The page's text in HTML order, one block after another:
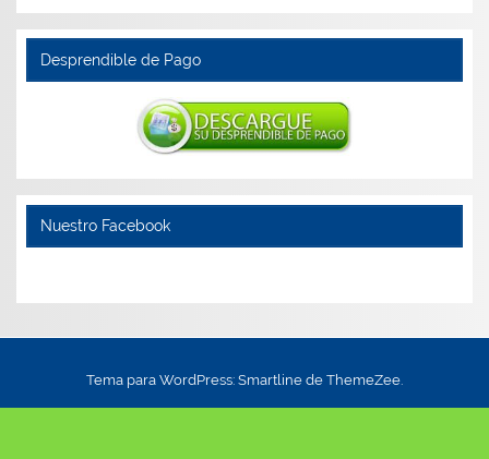
Desprendible de Pago
Nuestro Facebook
Tema para WordPress: Smartline de ThemeZee.